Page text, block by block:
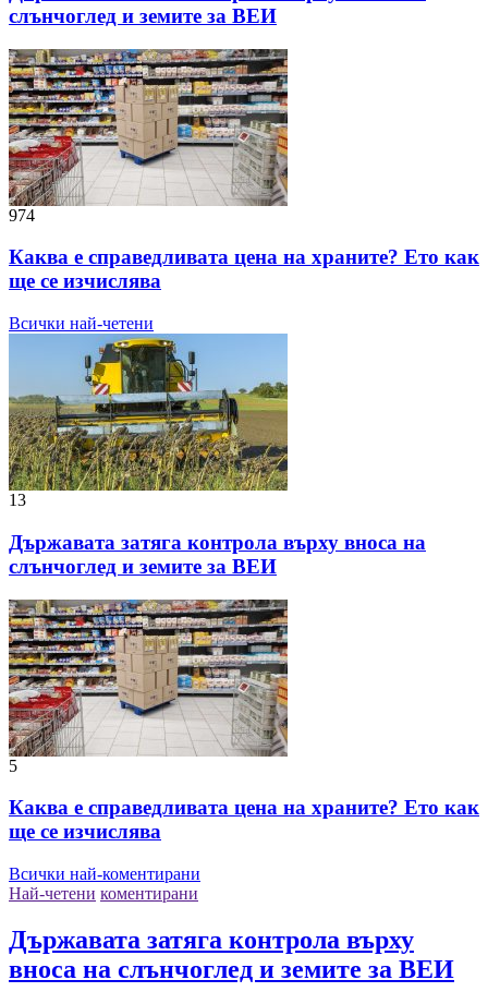
слънчоглед и земите за ВЕИ
974
Каква е справедливата цена на храните? Ето как
ще се изчислява
Всички най-четени
13
Държавата затяга контрола върху вноса на
слънчоглед и земите за ВЕИ
5
Каква е справедливата цена на храните? Ето как
ще се изчислява
Всички най-коментирани
Най-четени коментирани
Държавата затяга контрола върху
вноса на слънчоглед и земите за ВЕИ